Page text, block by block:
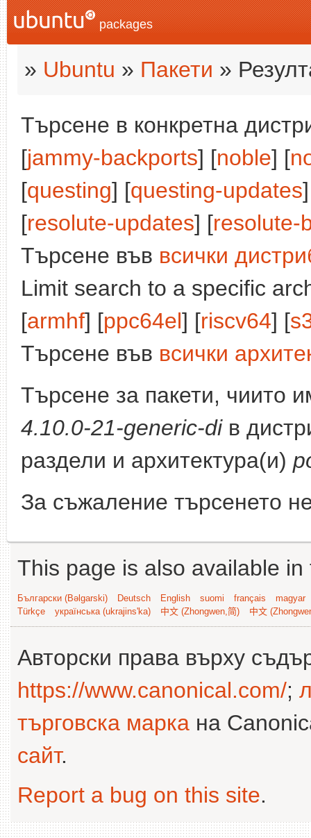
packages
» Ubuntu » Пакети »
Търсене в конкретна
[jammy-backports] [noble] [
[questing] [questing-updates
[resolute-updates] [resolute-
Търсене във всички
Limit search to a specific
[armhf] [ppc64el] [riscv64] [
Търсене във всички
Търсене за пакети, чиито
4.10.0-21-generic-diв
раздели и архитектура(и)
За съжаление търсенето
This page is also available
Български (Bəlgarski) Deutsch English suomi français
magyar
Türkçe
українська (ukrajins'ka) 中文 (Zhongwen,简) 中文
Авторски права върху
https://www.canonical.com/;
търговска марка на
сайт.
Report a bug on this site.